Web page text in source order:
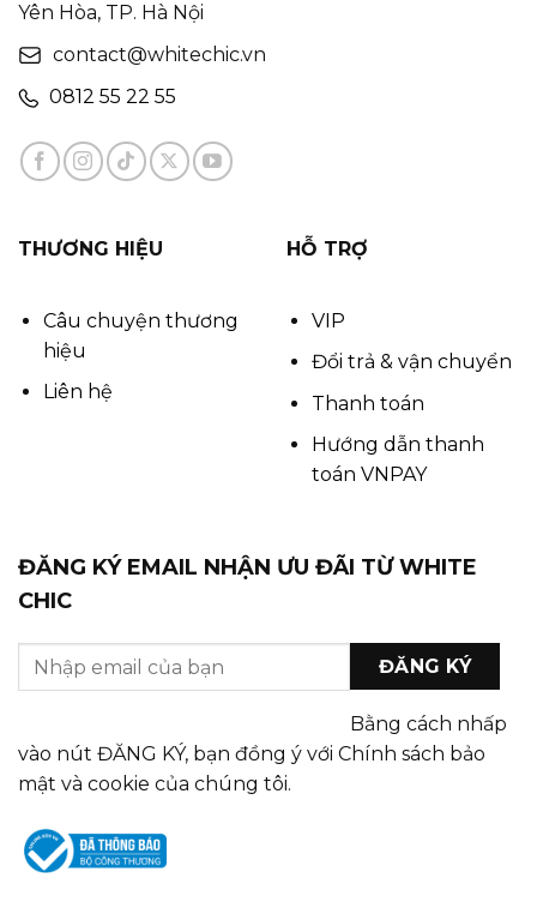
Yên Hòa, TP. Hà Nội
contact@whitechic.vn
0812 55 22 55
THƯƠNG HIỆU
Câu chuyện thương
hiệu
Liên hệ
HỖ TRỢ
VIP
Đổi trả & vận chuyển
Thanh toán
Hướng dẫn thanh
toán VNPAY
ĐĂNG KÝ EMAIL NHẬN ƯU ĐÃI TỪ WHITE
CHIC
Bằng cách nhấp
vào nút ĐĂNG KÝ, bạn đồng ý với Chính sách bảo
mật và cookie của chúng tôi.